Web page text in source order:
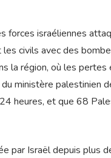
forces israéliennes
civils avec des
la région, où les pertes
ministère palestinien
heures, et que 68
par Israël depuis plus